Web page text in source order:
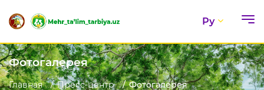
Ру
Фотогалерея
Главная Пресс-центр Фотогалерея